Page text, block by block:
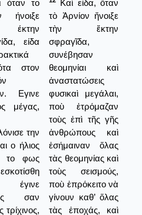
όταν το
ήνοιξε
είδα
στον
Εγινε
μέγας,
την
ο ήλιος
το φως
σαν
τρίχινος,
Καὶ εἶδα, ὅταν
τὸ Ἀρνίον ἤνοιξε
τὴν ἕκτην
σφραγῖδα,
συνέβησαν
θεομηνίαι καὶ
ἀναστατώσεις
φυσικαὶ μεγάλαι,
ποὺ ἐτρόμαζαν
τοὺς ἐπὶ τῆς γῆς
ἀνθρώπους καὶ
ἐσήμαιναν ὅλας
τὰς θεομηνίας καὶ
τοὺς σεισμούς,
ποὺ ἐπρόκειτο νὰ
γίνουν καθ’ ὅλας
τὰς ἐποχάς, καὶ